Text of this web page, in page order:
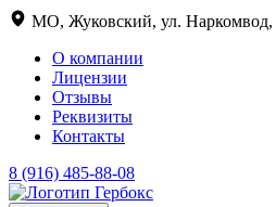
МО, Жуковский, ул. Наркомвод,
О компании
Лицензии
Отзывы
Реквизиты
Контакты
8 (916) 485-88-08